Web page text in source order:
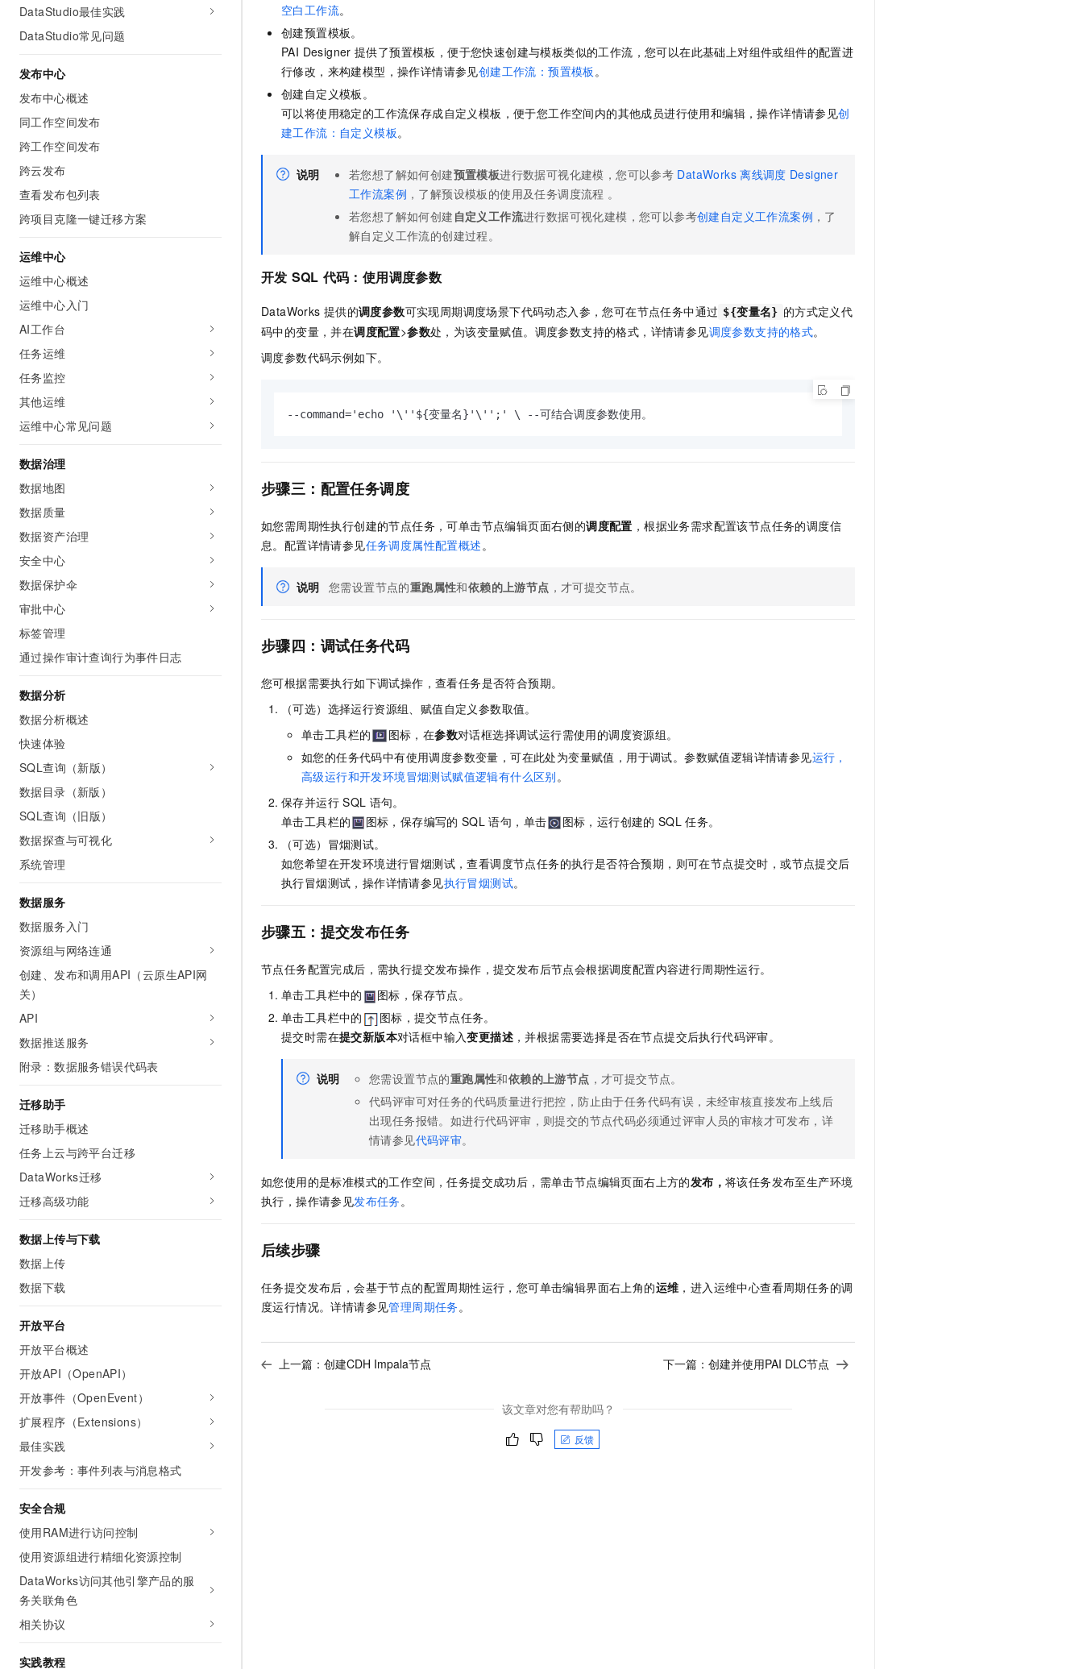
DataStudio最佳实践
DataStudio常见问题
发布中心
发布中心概述
同工作空间发布
跨工作空间发布
跨云发布
查看发布包列表
跨项目克隆一键迁移方案
运维中心
运维中心概述
运维中心入门
AI工作台
任务运维
任务监控
其他运维
运维中心常见问题
数据治理
数据地图
数据质量
数据资产治理
安全中心
数据保护伞
审批中心
标签管理
通过操作审计查询行为事件日志
数据分析
数据分析概述
快速体验
SQL查询（新版）
数据目录（新版）
SQL查询（旧版）
数据探查与可视化
系统管理
数据服务
数据服务入门
资源组与网络连通
创建、发布和调用API（云原生API网
关）
API
数据推送服务
附录：数据服务错误代码表
迁移助手
迁移助手概述
任务上云与跨平台迁移
DataWorks迁移
迁移高级功能
数据上传与下载
数据上传
数据下载
开放平台
开放平台概述
开放API（OpenAPI）
开放事件（OpenEvent）
扩展程序（Extensions）
最佳实践
开发参考：事件列表与消息格式
安全合规
使用RAM进行访问控制
使用资源组进行精细化资源控制
DataWorks访问其他引擎产品的服
务关联角色
相关协议
实践教程
空白工作流。
创建预置模板。
PAI Designer 提供了预置模板，便于您快速创建与模板类似的工作流，您可以在此基础上对组件或组件的配置进
行修改，来构建模型，操作详情请参见创建工作流：预置模板 。
创建自定义模板。
可以将使用稳定的工作流保存成自定义模板，便于您工作空间内的其他成员进行使用和编辑，操作详情请参见创
建工作流：自定义模板。
说明 若您想了解如何创建预置模板进行数据可视化建模，您可以参考 DataWorks 离线调度 Designer
工作流案例 ，了解预设模板的使用及任务调度流程 。
若您想了解如何创建 自定义工作流进行数据可视化建模，您可以参考创建自定义工作流案例 ，了
解自定义工作流的创建过程。
开发 SQL 代码：使用调度参数
DataWorks 提供的调度参数可实现周期调度场景下代码动态入参，您可在节点任务中通过 ${变量名} 的方式定义代
码中的变量，并在调度配置>参数处，为该变量赋值。调度参数支持的格式，详情请参见调度参数支持的格式。
调度参数代码示例如下。
--command='echo '\''${变量名}'\'';' \ --可结合调度参数使用。
步骤三：配置任务调度
如您需周期性执行创建的节点任务，可单击节点编辑页面右侧的调度配置 ，根据业务需求配置该节点任务的调度信
息。配置详情请参见任务调度属性配置概述 。
说明 您需设置节点的重跑属性和依赖的上游节点 ，才可提交节点。
步骤四： 调试任务代码
您可根据需要执行如下调试操作，查看任务是否符合预期。
（可选）选择运行资源组、赋值自定义参数取值。
单击工具栏的
图标，在参数对话框选择调试运行需使用的调度资源组。
如您的任务代码中有使用调度参数变量，可在此处为变量赋值，用于调试。参数赋值逻辑详情请参见运行，
高级运行和开发环境冒烟测试赋值逻辑有什么区别。
保存并运行 SQL 语句。
单击工具栏的
图标，保存编写的 SQL 语句，单击 图标，运行创建的 SQL 任务。
（可选）冒烟测试。
如您希望在开发环境进行冒烟测试，查看调度节点任务的执行是否符合预期，则可在节点提交时，或节点提交后
执行冒烟测试，操作详情请参见执行冒烟测试。
步骤五： 提交发布任务
节点任务配置完成后，需执行提交发布操作，提交发布后节点会根据调度配置内容进行周期性运行。
单击工具栏中的
图标，保存节点。
单击工具栏中的
图标，提交节点任务。
提交时需在提交新版本对话框中输入变更描述 ，并根据需要选择是否在节点提交后执行代码评审。
说明 您需设置节点的重跑属性和依赖的上游节点 ，才可提交节点。
代码评审可对任务的代码质量进行把控，防止由于任务代码有误，未经审核直接发布上线后
出现任务报错。如进行代码评审，则提交的节点代码必须通过评审人员的审核才可发布，详
情请参见代码评审。
如您使用的是标准模式的工作空间，任务提交成功后，需单击节点编辑页面右上方的发布，将该任务发布至生产环境
执行，操作请参见发布任务。
后续步骤
任务提交发布后，会基于节点的配置周期性运行，您可单击编辑界面右上角的运维 ，进入运维中心查看周期任务的调
度运行情况。详情请参见管理周期任务。
上一篇： 创建CDH Impala节点 下一篇： 创建并使用PAI DLC节点
该文章对您有帮助吗？
反馈